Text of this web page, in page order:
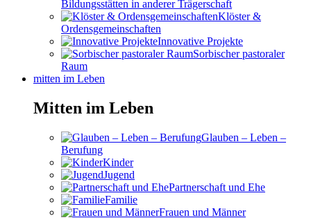
Bildungsstätten in anderer Trägerschaft
Klöster &
Ordensgemeinschaften
Innovative Projekte
Sorbischer pastoraler
Raum
mitten im Leben
Mitten im Leben
Glauben – Leben –
Berufung
Kinder
Jugend
Partnerschaft und Ehe
Familie
Frauen und Männer